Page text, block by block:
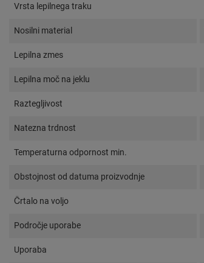
Vrsta lepilnega traku
Nosilni material
Lepilna zmes
Lepilna moč na jeklu
Raztegljivost
Natezna trdnost
Temperaturna odpornost min.
Obstojnost od datuma proizvodnje
Črtalo na voljo
Področje uporabe
Uporaba